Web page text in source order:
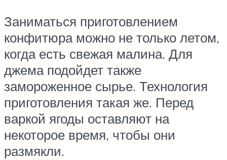
Заниматься приготовлением
конфитюра можно не только летом,
когда есть свежая малина. Для
джема подойдет также
замороженное сырье. Технология
приготовления такая же. Перед
варкой ягоды оставляют на
некоторое время, чтобы они
размякли.